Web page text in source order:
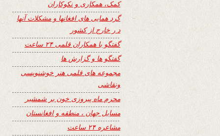
کمک، همکاری و نکوکاران
گرد همایی های افغانها و مشکلات آنها
د ر خارج از کشور
گفتگو با همکاران قلمی ۲۴ ساعت
گفتگو ها و گزارش ها
مجموعه های قلمی هنر خوشنویسی
ونقاشی
محرم ماه پیروزی خون بر شمشیر
مسایل جهان ، منطقه و افغانستان
مشاعره ۲۴ ساعت